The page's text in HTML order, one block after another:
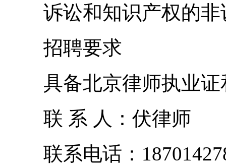
诉讼和知识产权的非
招聘要求
具备北京律师执业证
联 系 人：伏律师
联系电话：